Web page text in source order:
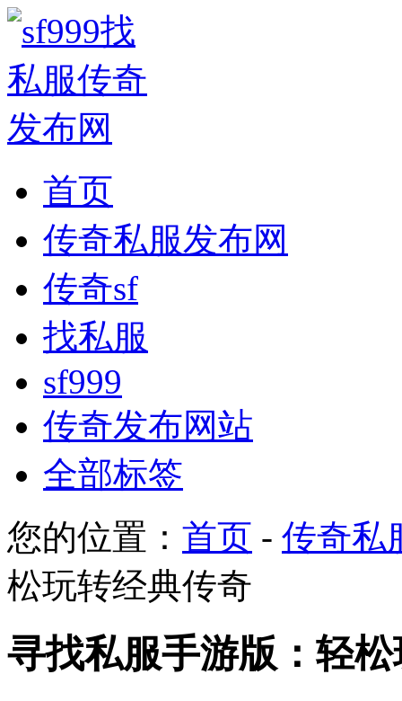
首页
传奇私服发布网
传奇sf
找私服
sf999
传奇发布网站
全部标签
您的位置： 首页 - 传奇私
松玩转经典传奇
寻找私服手游版：轻